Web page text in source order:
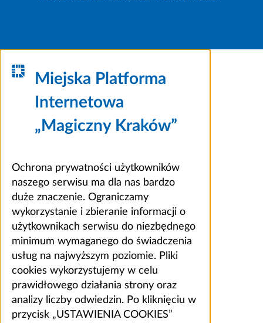
Miejska Platforma
Internetowa
„Magiczny Kraków”
Ochrona prywatności użytkowników
naszego serwisu ma dla nas bardzo
duże znaczenie. Ograniczamy
wykorzystanie i zbieranie informacji o
użytkownikach serwisu do niezbędnego
minimum wymaganego do świadczenia
usług na najwyższym poziomie. Pliki
cookies wykorzystujemy w celu
prawidłowego działania strony oraz
analizy liczby odwiedzin. Po kliknięciu w
przycisk „USTAWIENIA COOKIES”